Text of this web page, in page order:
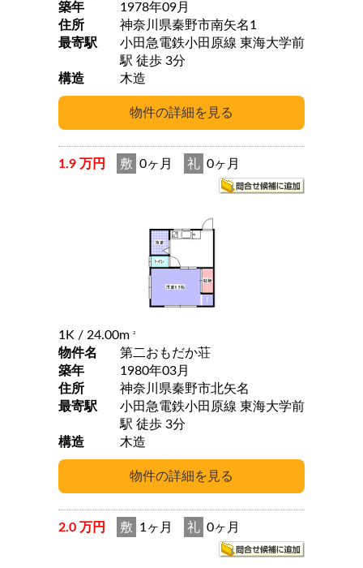
築年
1978年09月
住所
神奈川県秦野市南矢名1
最寄駅
小田急電鉄小田原線 東海大学前
駅 徒歩 3分
構造
木造
1.9 万円 敷 0ヶ月 礼 0ヶ月
1K / 24.00m 2
物件名
第二おもだか荘
築年
1980年03月
住所
神奈川県秦野市北矢名
最寄駅
小田急電鉄小田原線 東海大学前
駅 徒歩 3分
構造
木造
2.0 万円 敷 1ヶ月 礼 0ヶ月